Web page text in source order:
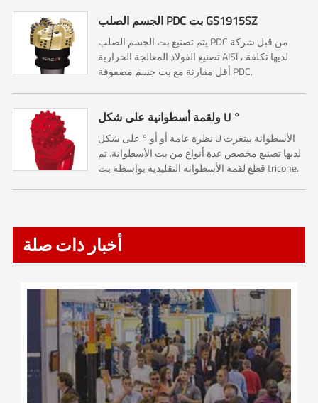
الجسم الصلب PDC بت GS1915SZ
يتم تصنيع بت الجسم الصلب PDC من قبل شركة
تصنيع الفولاذ المعالجة الحرارية AISI ، لديها تكلفة
أقل مقارنة مع بت جسم مصفوفة PDC.
ولقمة أسطوانية على شكل U °
نظرة عامة أو أو ° على شكل U الأسطوانة بيتغرت
لديها تصنيع مخصص عدة أنواع من بت الأسطوانة. تم
قطع لقمة الأسطوانة التقليدية بواسطة بت tricone.
أخبار ذات صلة